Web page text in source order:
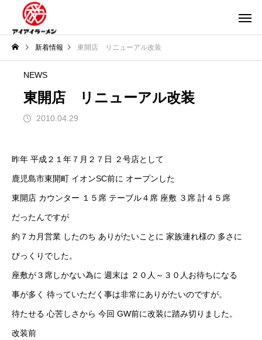
新着情報 東開店 リニューアル改装
NEWS
東開店 リニューアル改装
2010.04.29
昨年 平成２１年７月２７日 ２号店として
鹿児島市東開町 イオンSC前に オープンした
東開店 カウンター １５席 テーブル４席 座敷 ３席 計４５席
だったんですが
約７カ月営業 したのち ありがたいことに 家族連れ様の 多さに
びっくりでした。
座敷が３席しかない為に 週末は ２０人～３０人お待ちになる
事が多く 待っていただく事は非常にありがたいのですが。
待たせる 心苦しさから 今回 GW前に改装に踏み切りました。
改装前